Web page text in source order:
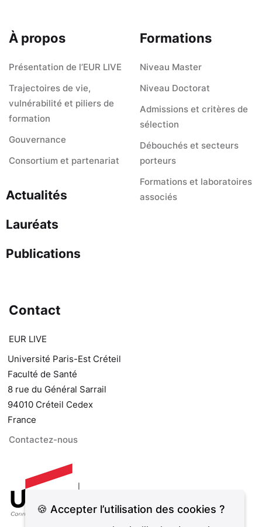
À propos
Présentation de l’EUR LIVE
Trajectoires de vie,
vulnérabilité et piliers de
formation
Gouvernance
Consortium et partenariat
Actualités
Lauréats
Publications
Formations
Niveau Master
Niveau Doctorat
Admissions et critères de
sélection
Débouchés et secteurs
porteurs
Formations et laboratoires
associés
Contact
EUR LIVE
Université Paris-Est Créteil
Faculté de Santé
8 rue du Général Sarrail
94010 Créteil Cedex
France
Contactez-nous
🍪 Accepter l’utilisation des cookies ?